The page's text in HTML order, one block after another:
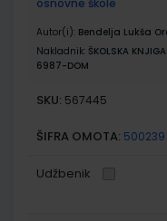
osnovne škole
Autor(i): Bendelja Lukša
Nakladnik: ŠKOLSKA
6987-DOM
SKU: 567445
ŠIFRA OMOTA: 500239
Udžbenik